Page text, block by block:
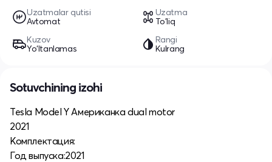
Uzatmalar qutisi
Avtomat
Uzatma
To'liq
Kuzov
Yo‘ltanlamas
Rangi
Kulrang
Sotuvchining izohi
Tesla Model Y Американка dual motor
2021
Комплектация:
Год выпуска:2021